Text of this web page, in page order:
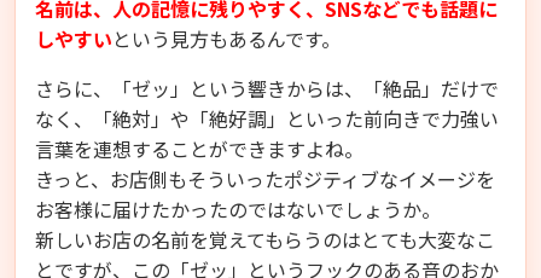
名前は、人の記憶に残りやすく、SNSなどでも話題に
しやすいという見方もあるんです。
さらに、「ゼッ」という響きからは、「絶品」だけで
なく、「絶対」や「絶好調」といった前向きで力強い
言葉を連想することができますよね。
きっと、お店側もそういったポジティブなイメージを
お客様に届けたかったのではないでしょうか。
新しいお店の名前を覚えてもらうのはとても大変なこ
とですが、この「ゼッ」というフックのある音のおか